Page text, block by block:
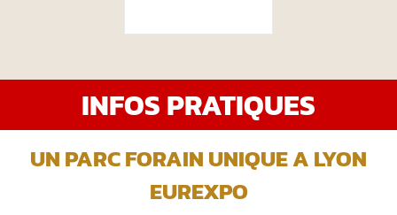
INFOS PRATIQUES
UN PARC FORAIN UNIQUE A LYON
EUREXPO